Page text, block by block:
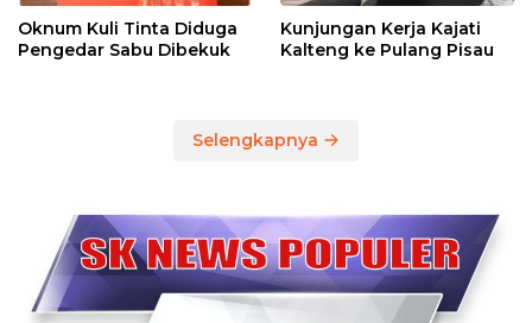
Oknum Kuli Tinta Diduga
Pengedar Sabu Dibekuk
Kunjungan Kerja Kajati
Kalteng ke Pulang Pisau
Selengkapnya